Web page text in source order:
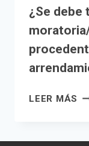
¿Se debe
LEER MÁS